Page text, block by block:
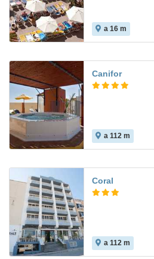
a 16 m
Canifor
a 112 m
Coral
a 112 m